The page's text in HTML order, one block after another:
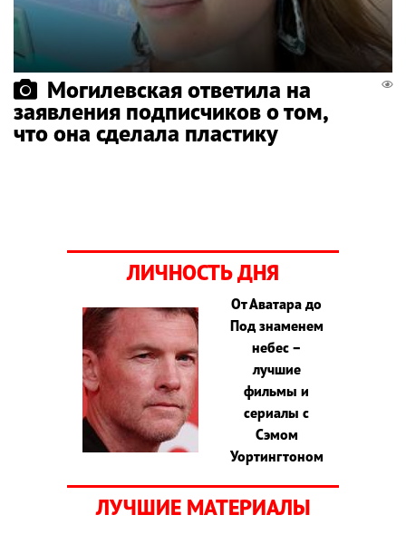
Могилевская ответила на
заявления подписчиков о том,
что она сделала пластику
ЛИЧНОСТЬ ДНЯ
От Аватара до
Под знаменем
небес –
лучшие
фильмы и
сериалы с
Сэмом
Уортингтоном
ЛУЧШИЕ МАТЕРИАЛЫ